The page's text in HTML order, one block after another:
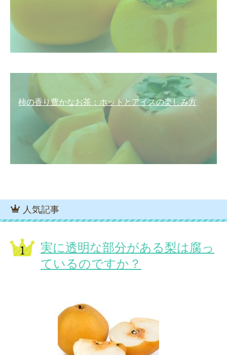
柿の香り豊かなお茶：ホットとアイスの楽しみ方
人気記事
実に透明な部分がある梨は腐っ
ているのですか？